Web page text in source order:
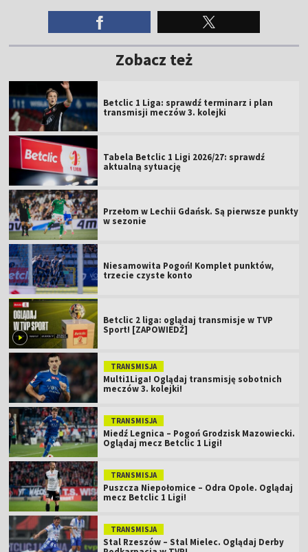
Zobacz też
Betclic 1 Liga: sprawdź terminarz i plan
transmisji meczów 3. kolejki
Tabela Betclic 1 Ligi 2026/27: sprawdź
aktualną sytuację
Przełom w Lechii Gdańsk. Są pierwsze punkty
w sezonie
Niesamowita Pogoń! Komplet punktów,
trzecie czyste konto
Betclic 2 liga: oglądaj transmisje w TVP
Sport! [ZAPOWIEDŹ]
TRANSMISJA
Multi1Liga! Oglądaj transmisję sobotnich
meczów 3. kolejki!
TRANSMISJA
Miedź Legnica – Pogoń Grodzisk Mazowiecki.
Oglądaj mecz Betclic 1 Ligi!
TRANSMISJA
Puszcza Niepołomice – Odra Opole. Oglądaj
mecz Betclic 1 Ligi!
TRANSMISJA
Stal Rzeszów – Stal Mielec. Oglądaj Derby